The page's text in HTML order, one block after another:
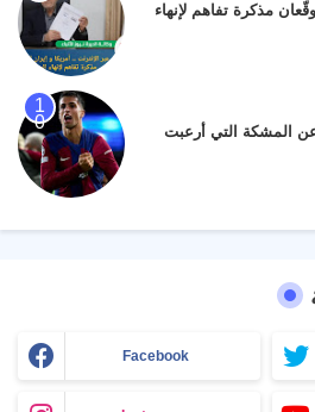
مذكرة تفاهم لإنهاء
المشكة التي أرعبت
Facebook